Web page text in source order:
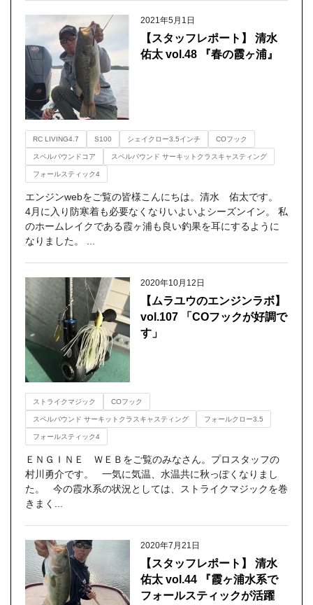
2021年5月1日
【スタッフレポート】 清水
佑太 vol.48 『春の霞ヶ浦』
RC LIVING4.7 S100 シェイクロー3.5インチ COフック
スペルバウンドコア スペルバウンド サーキットクラスキャスティング
フォールスティック4
エンジンwebをご覧の皆様こんにちは。清水 佑太です。
4月に入り防寒着も必要なくなりいよいよシーズンイン。 私
のホームレイクである霞ヶ浦も良い釣果を耳にするように
なりました。 ...
2020年10月12日
【ムラユウのエンジンラボ】
vol.107 「COフックが好調で
す」
ストライクマジック COフック
スペルバウンド サーキットクラスキャスティング フォールクロー3.5
フォールスティック4
ＥＮＧＩＮＥ ＷＥＢをご覧のみなさん。プロスタッフの
村川勇介です。 一気に気温、水温共に秋っぽくなりまし
た。 今の霞水系の状況としては、ストライクマジックを巻
きまく...
2020年7月21日
【スタッフレポート】 清水
佑太 vol.44 『霞ヶ浦水系で
フォールスティックが活躍